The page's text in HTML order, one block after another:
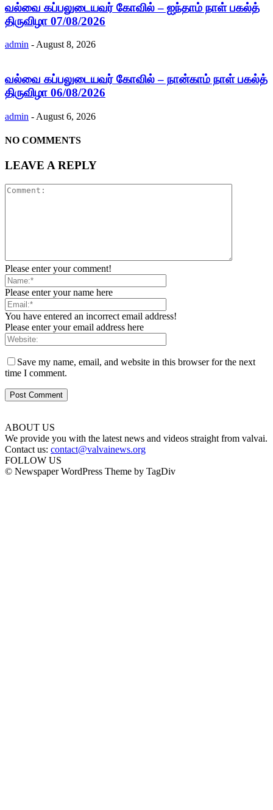
வல்வை கப்பலுடையவர் கோவில் – ஐந்தாம் நாள் பகல்த்
திருவிழா 07/08/2026
admin - August 8, 2026
வல்வை கப்பலுடையவர் கோவில் – நான்காம் நாள் பகல்த்
திருவிழா 06/08/2026
admin - August 6, 2026
NO COMMENTS
LEAVE A REPLY
Please enter your comment!
Please enter your name here
You have entered an incorrect email address!
Please enter your email address here
Save my name, email, and website in this browser for the next
time I comment.
ABOUT US
We provide you with the latest news and videos straight from valvai.
Contact us: contact@valvainews.org
FOLLOW US
© Newspaper WordPress Theme by TagDiv